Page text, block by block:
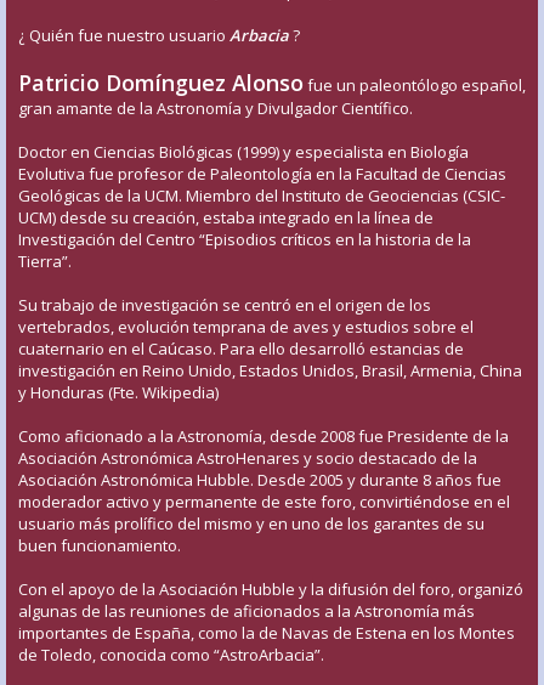
¿ Quién fue nuestro usuario Arbacia?
Patricio Domínguez Alonso fue un paleontólogo español,
gran amante de la Astronomía y Divulgador Científico.
Doctor en Ciencias Biológicas (1999) y especialista en Biología
Evolutiva fue profesor de Paleontología en la Facultad de Ciencias
Geológicas de la UCM. Miembro del Instituto de Geociencias (CSIC-
UCM) desde su creación, estaba integrado en la línea de
Investigación del Centro “Episodios críticos en la historia de la
Tierra”.
Su trabajo de investigación se centró en el origen de los
vertebrados, evolución temprana de aves y estudios sobre el
cuaternario en el Caúcaso. Para ello desarrolló estancias de
investigación en Reino Unido, Estados Unidos, Brasil, Armenia, China
y Honduras (Fte. Wikipedia)
Como aficionado a la Astronomía, desde 2008 fue Presidente de la
Asociación Astronómica AstroHenares y socio destacado de la
Asociación Astronómica Hubble. Desde 2005 y durante 8 años fue
moderador activo y permanente de este foro, convirtiéndose en el
usuario más prolífico del mismo y en uno de los garantes de su
buen funcionamiento.
Con el apoyo de la Asociación Hubble y la difusión del foro, organizó
algunas de las reuniones de aficionados a la Astronomía más
importantes de España, como la de Navas de Estena en los Montes
de Toledo, conocida como “AstroArbacia”.